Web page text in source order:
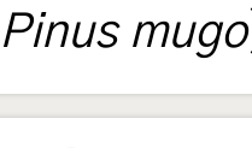
Pinus mugo